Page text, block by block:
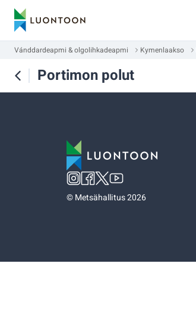
Vánddardeapmi & olgolihkadeapmi Kymenlaakso
Portimon polut
©Metsähallitus 2026